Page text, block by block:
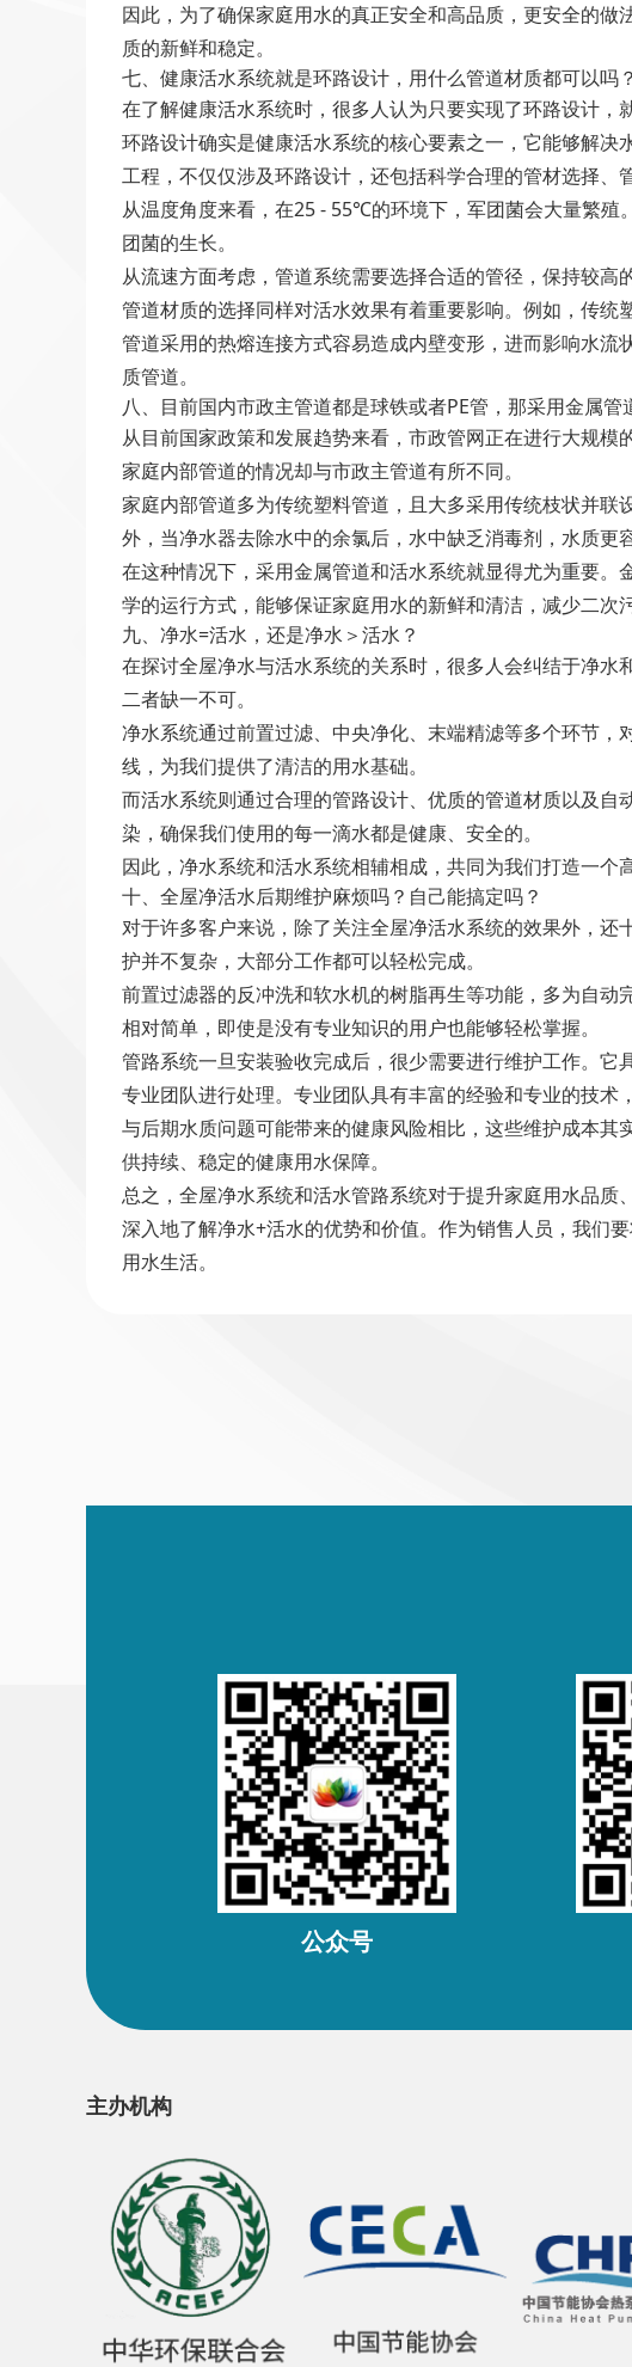
因此，为了确保家庭用水的真正安全和高品质，更安全的
质的新鲜和稳定。
七、健康活水系统就是环路设计，用什么管道材质都可以吗？
在了解健康活水系统时，很多人认为只要实现了环路设计，
环路设计确实是健康活水系统的核心要素之一，它能够解
工程，不仅仅涉及环路设计，还包括科学合理的管材选择、
从温度角度来看，在25 - 55℃的环境下，军团菌会大量繁
团菌的生长。
从流速方面考虑，管道系统需要选择合适的管径，保持较高
管道材质的选择同样对活水效果有着重要影响。例如，传
管道采用的热熔连接方式容易造成内壁变形，进而影响水
质管道。
八、目前国内市政主管道都是球铁或者PE管，那采用金属管
从目前国家政策和发展趋势来看，市政管网正在进行大规
家庭内部管道的情况却与市政主管道有所不同。
家庭内部管道多为传统塑料管道，且大多采用传统枝状并
外，当净水器去除水中的余氯后，水中缺乏消毒剂，水质更
在这种情况下，采用金属管道和活水系统就显得尤为重要
学的运行方式，能够保证家庭用水的新鲜和清洁，减少二次
九、净水=活水，还是净水＞活水？
在探讨全屋净水与活水系统的关系时，很多人会纠结于净
二者缺一不可。
净水系统通过前置过滤、中央净化、末端精滤等多个环节
线，为我们提供了清洁的用水基础。
而活水系统则通过合理的管路设计、优质的管道材质以及
染，确保我们使用的每一滴水都是健康、安全的。
因此，净水系统和活水系统相辅相成，共同为我们打造一个
十、全屋净活水后期维护麻烦吗？自己能搞定吗？
对于许多客户来说，除了关注全屋净活水系统的效果外，
护并不复杂，大部分工作都可以轻松完成。
前置过滤器的反冲洗和软水机的树脂再生等功能，多为自
相对简单，即使是没有专业知识的用户也能够轻松掌握。
管路系统一旦安装验收完成后，很少需要进行维护工作。
专业团队进行处理。专业团队具有丰富的经验和专业的技术
与后期水质问题可能带来的健康风险相比，这些维护成本
供持续、稳定的健康用水保障。
总之，全屋净水系统和活水管路系统对于提升家庭用水品
深入地了解净水+活水的优势和价值。作为销售人员，我们
用水生活。
公众号
主办机构